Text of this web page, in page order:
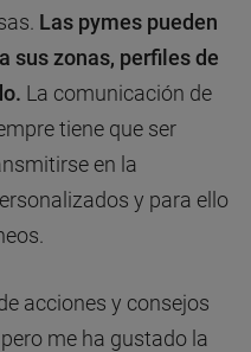
Las pymes pueden
sus zonas, perfiles de
La comunicación de
tiene que ser
en la
y para ello
acciones y consejos
me ha gustado la